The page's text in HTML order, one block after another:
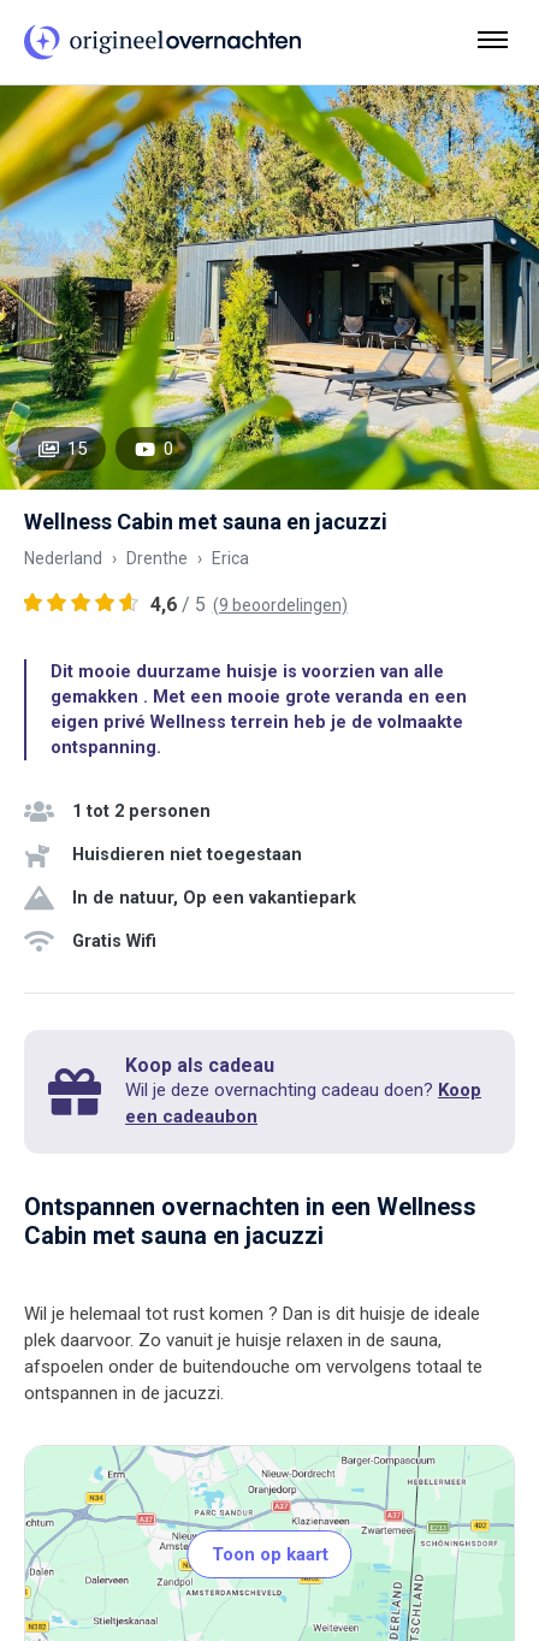
15 0
Wellness Cabin met sauna en jacuzzi
Nederland Drenthe Erica
4,6 / 5 (9 beoordelingen)
Dit mooie duurzame huisje is voorzien van alle
gemakken . Met een mooie grote veranda en een
eigen privé Wellness terrein heb je de volmaakte
ontspanning.
1 tot 2 personen
Huisdieren niet toegestaan
In de natuur, Op een vakantiepark
Gratis Wifi
Koop als cadeau
Wil je deze overnachting cadeau doen? Koop
een cadeaubon
Ontspannen overnachten in een Wellness
Cabin met sauna en jacuzzi
Wil je helemaal tot rust komen ? Dan is dit huisje de ideale
plek daarvoor. Zo vanuit je huisje relaxen in de sauna,
afspoelen onder de buitendouche om vervolgens totaal te
Toon op kaart